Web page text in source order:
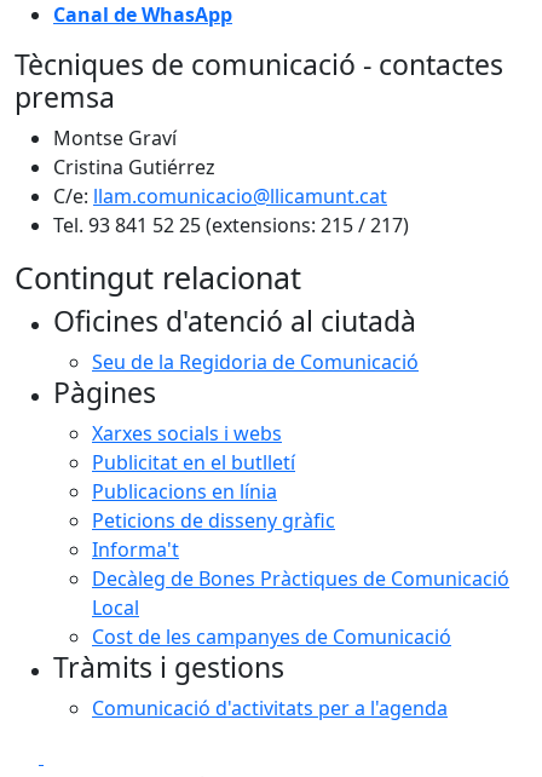
Canal de WhasApp
Tècniques de comunicació - contactes
premsa
Montse Graví
Cristina Gutiérrez
C/e: llam.comunicacio@llicamunt.cat
Tel. 93 841 52 25 (extensions: 215 / 217)
Contingut relacionat
Oficines d'atenció al ciutadà
Seu de la Regidoria de Comunicació
Pàgines
Xarxes socials i webs
Publicitat en el butlletí
Publicacions en línia
Peticions de disseny gràfic
Informa't
Decàleg de Bones Pràctiques de Comunicació
Local
Cost de les campanyes de Comunicació
Tràmits i gestions
Comunicació d'activitats per a l'agenda